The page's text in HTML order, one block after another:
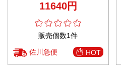
ビュー高評価11640円
販売個数1件
佐川急便 HOT